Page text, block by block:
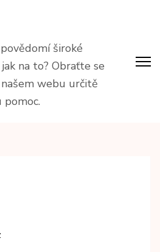
široké
na to? Obraťte se
našem webu určitě